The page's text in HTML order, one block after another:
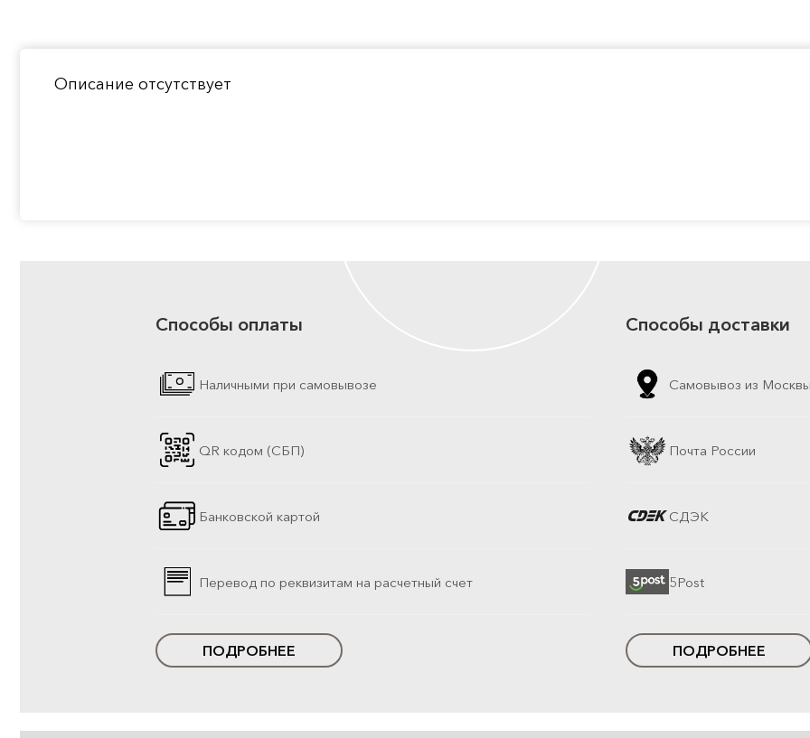
Описание отсутствует
Способы оплаты
Наличными при самовывозе
QR кодом (СБП)
Банковской картой
Перевод по реквизитам на расчетный счет
ПОДРОБНЕЕ
Способы доставки
Самовывоз из
Почта России
СДЭК
5Post
ПОДРОБНЕЕ